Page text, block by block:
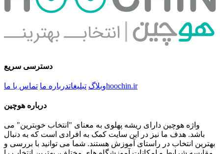
دسترسی سریع
وبلاگ تبلیغاتدرباره ما تماس با ما hoochin.ir
درباره هوچین
واژه هوچین دارای ریشه پهلوی به معنای "انتخاب خوبترین" می
باشد. هدف ما نیز در این سایت کمک به افرادی است که به دنبال
بهترین انتخاب در راستای آموزش هستند. شما می توانید با بررسی و